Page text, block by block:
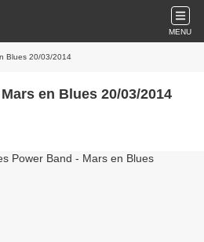
MENU
Blues 20/03/2014
en Blues 20/03/2014